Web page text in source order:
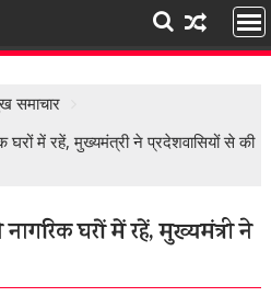
समाचार
में रहें, मुख्यमंत्री ने प्रदेशवासियों से की
घरों में रहें, मुख्यमंत्री ने